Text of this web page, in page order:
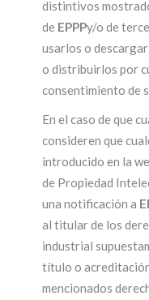
distintivos
de EPPPy/o de
usarlos o
o distribuirlos por
consentimiento de
En el caso de que
consideren que
introducido en la
de Propiedad
una notificación a
al titular de los
industrial
título o
mencionados